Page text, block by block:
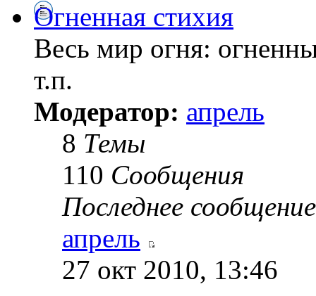
Огненная стихия
Весь мир огня:
т.п.
Модератор: апрель
8 Темы
110 Сообщения
Последнее сообщение
апрель
27 окт 2010, 13:46